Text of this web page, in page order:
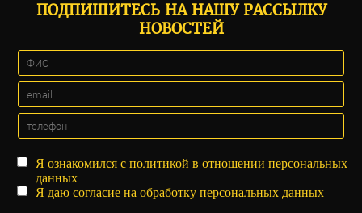
ПОДПИШИТЕСЬ НА НАШУ РАССЫЛКУ
НОВОСТЕЙ
Я ознакомился сполитикой в отношении персональных
данных
Я даюсогласие на обработку персональных данных